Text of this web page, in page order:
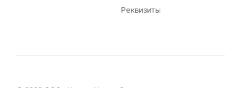
Реквизиты